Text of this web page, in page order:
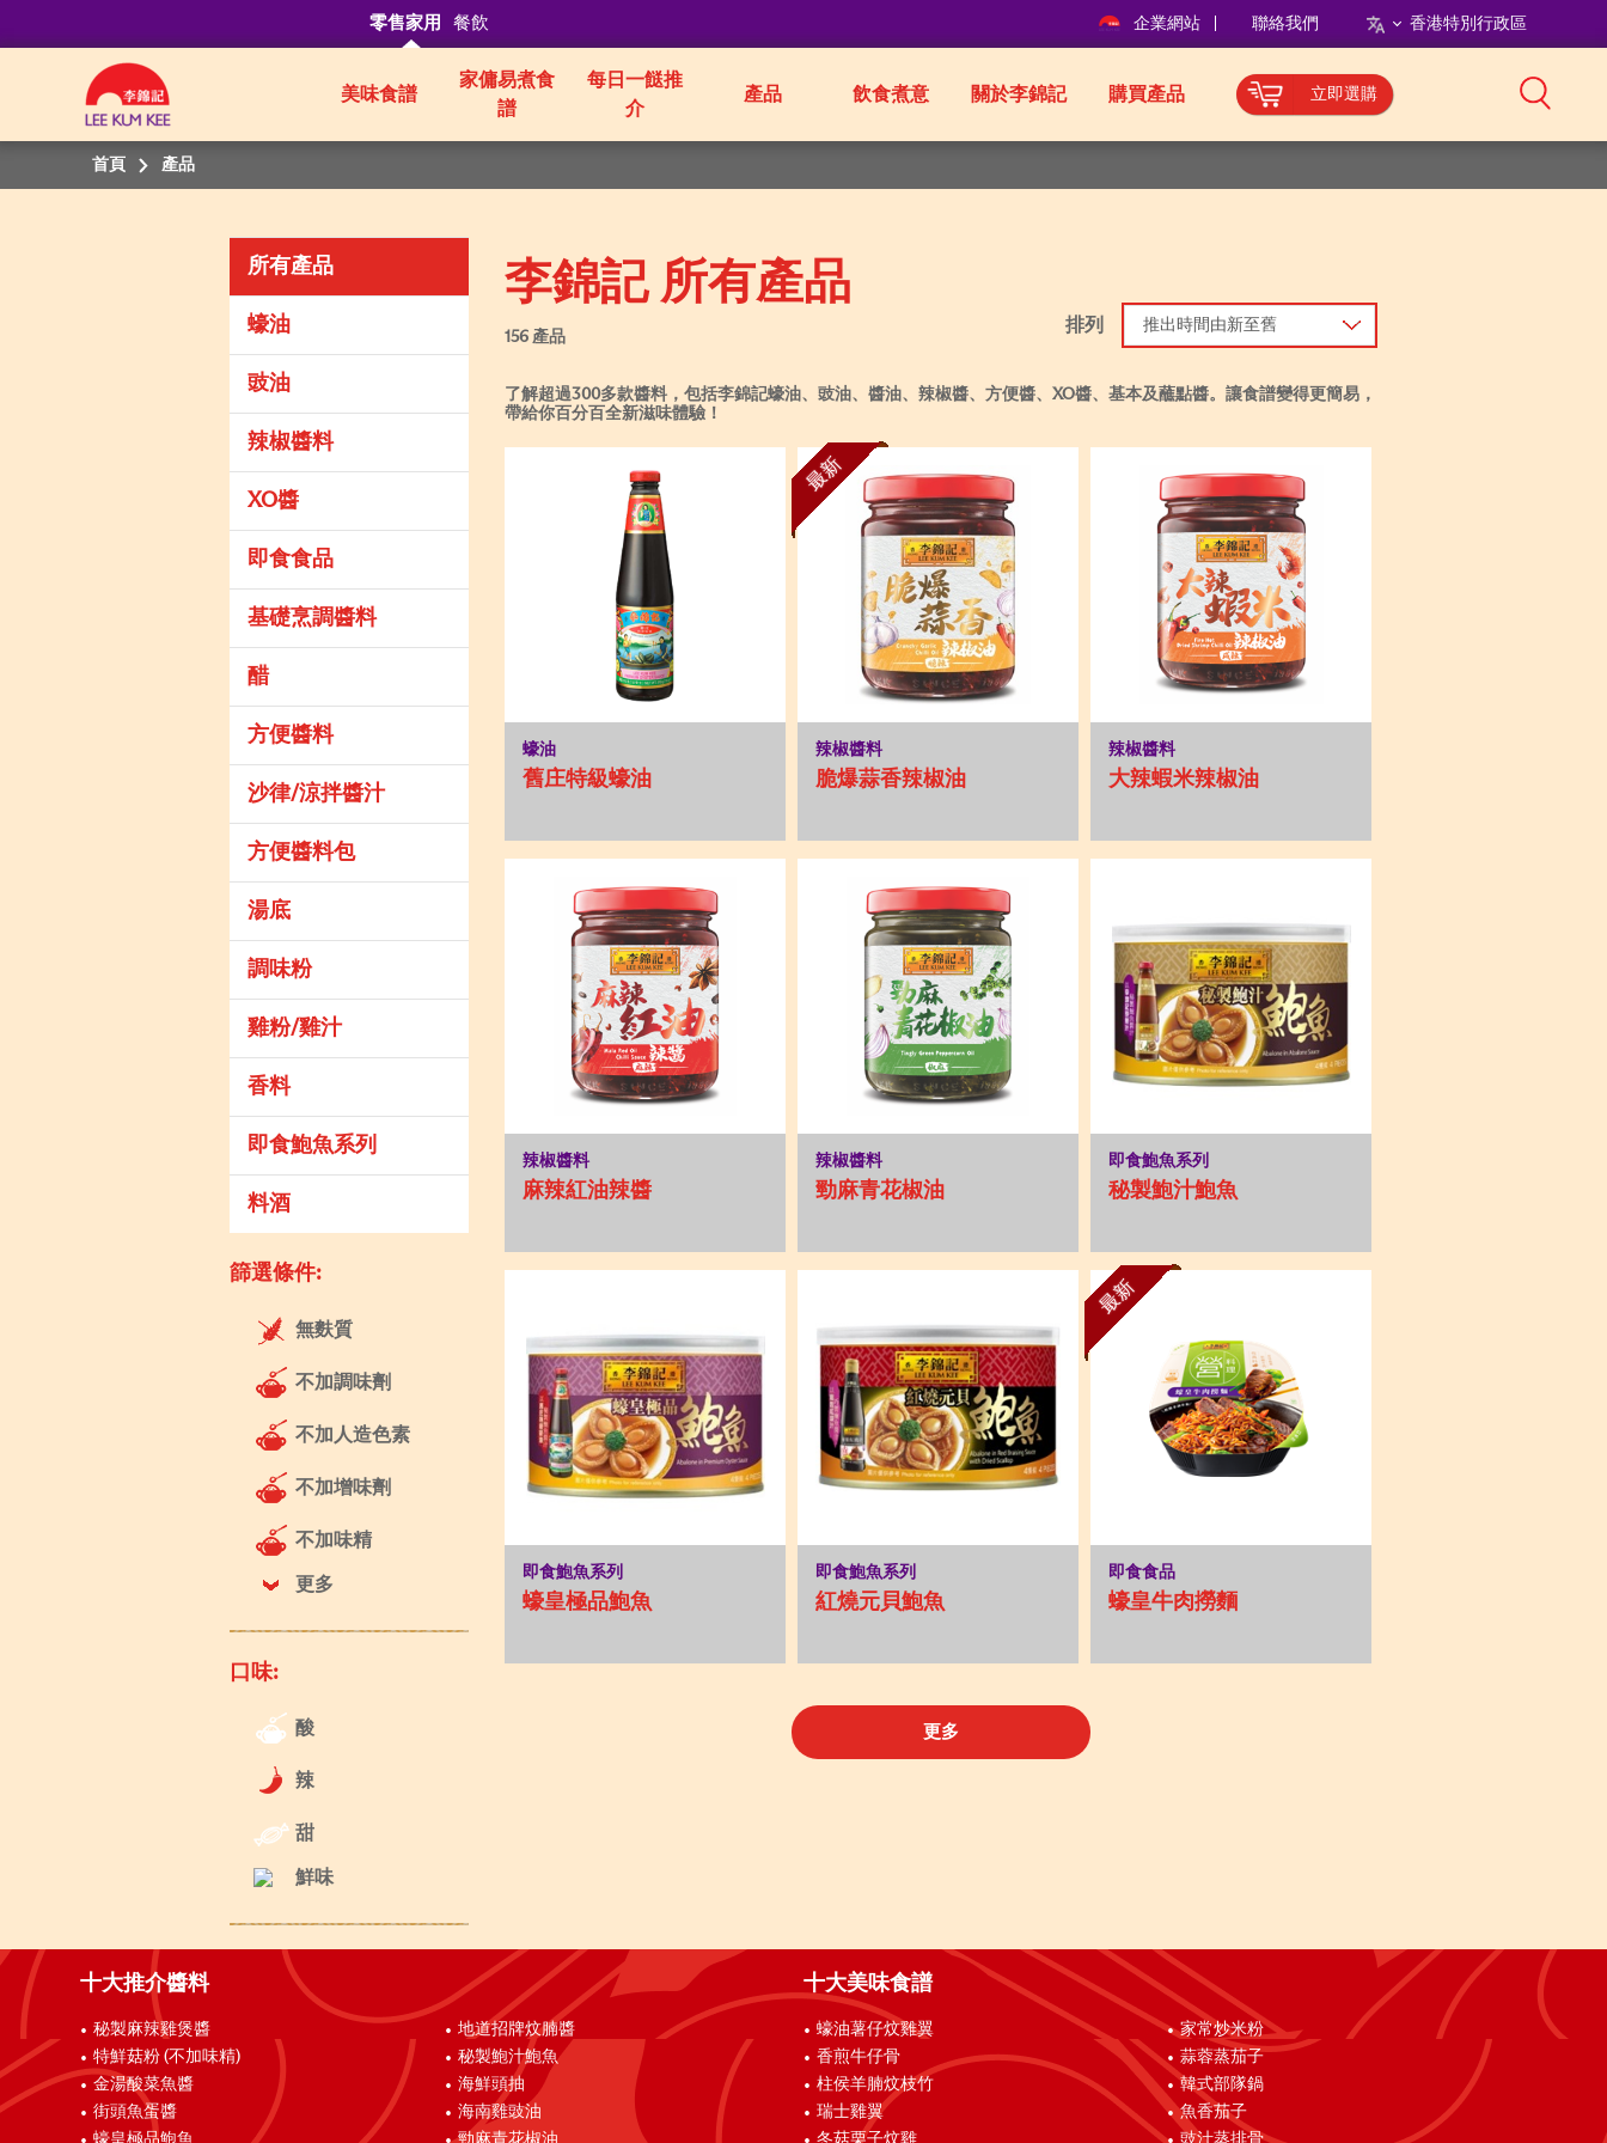
零售家用 餐飲 企業網站 聯絡我們 香港特別行政區
美味食譜
家傭易煮食
譜
每日一餸推
介
產品 飲食煮意 關於李錦記 購買產品 立即選購
首頁 產品
所有產品
蠔油
豉油
辣椒醬料
XO醬
即食食品
基礎烹調醬料
醋
方便醬料
沙律/涼拌醬汁
方便醬料包
湯底
調味粉
雞粉/雞汁
香料
即食鮑魚系列
料酒
篩選條件:
無麩質
不加調味劑
不加人造色素
不加增味劑
不加味精
更多
口味:
酸
辣
甜
鮮味
李錦記 所有產品
156 產品
排列 推出時間由新至舊
了解超過300多款醬料，包括李錦記蠔油、豉油、醬油、辣椒醬、方便醬、XO醬、基本及蘸點醬。讓食譜變得更簡易，
帶給你百分百全新滋味體驗！
蠔油
舊庄特級蠔油
最新
辣椒醬料
脆爆蒜香辣椒油
辣椒醬料
大辣蝦米辣椒油
辣椒醬料
麻辣紅油辣醬
辣椒醬料
勁麻青花椒油
即食鮑魚系列
秘製鮑汁鮑魚
即食鮑魚系列
蠔皇極品鮑魚
即食鮑魚系列
紅燒元貝鮑魚
最新
即食食品
蠔皇牛肉撈麵
更多
十大推介醬料
秘製麻辣雞煲醬
特鮮菇粉 (不加味精)
金湯酸菜魚醬
街頭魚蛋醬
蠔皇極品鮑魚
地道招牌炆腩醬
秘製鮑汁鮑魚
海鮮頭抽
海南雞豉油
勁麻青花椒油
十大美味食譜
蠔油薯仔炆雞翼
香煎牛仔骨
柱侯羊腩炆枝竹
瑞士雞翼
冬菇栗子炆雞
家常炒米粉
蒜蓉蒸茄子
韓式部隊鍋
魚香茄子
豉汁蒸排骨